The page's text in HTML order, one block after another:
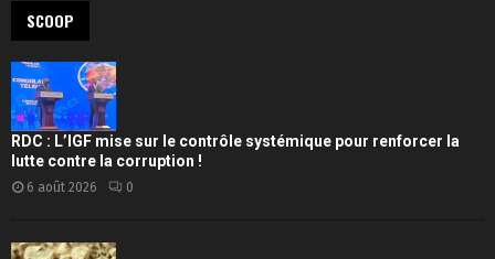
SCOOP
RDC : L’IGF mise sur le contrôle systémique pour renforcer la
lutte contre la corruption !
6 août 2026 0